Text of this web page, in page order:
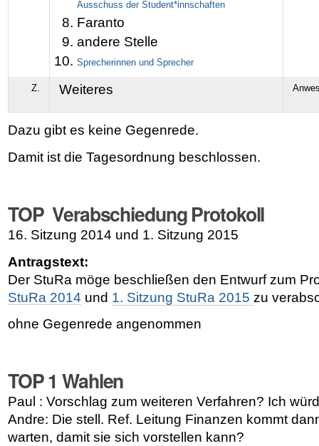
Ausschuss der Student*innschaften
Faranto
andere Stelle
Sprecherinnen und Sprecher
Z. Weiteres
Dazu gibt es keine Gegenrede.
Damit ist die Tagesordnung beschlossen.
TOP Verabschiedung Protokoll
16. Sitzung 2014 und 1. Sitzung 2015
Antragstext:
Der StuRa möge beschließen den Entwurf zum
StuRa 2014 und 1. Sitzung StuRa 2015 zu
ohne Gegenrede angenommen
TOP 1 Wahlen
Paul : Vorschlag zum weiteren Verfahren? Ich
Andre: Die stell. Ref. Leitung Finanzen kommt
warten, damit sie sich vorstellen kann?